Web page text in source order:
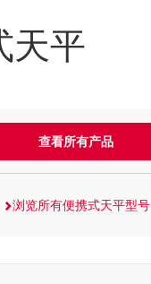
天平
查看所有产品
浏览所有便携式天平型号